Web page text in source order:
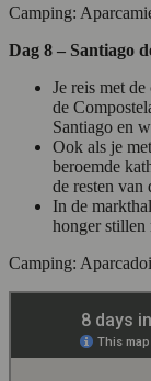
Camping:
Dag 8 – Santiago
Je reis met
de
Santiago en
Ook als je
beroemde
de resten van
In de
honger stillen
Camping: